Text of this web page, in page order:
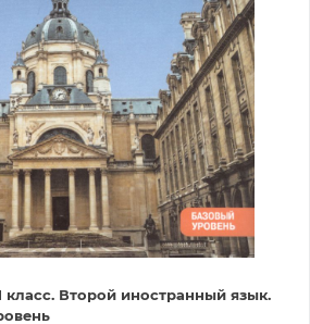
класс. Второй иностранный язык.